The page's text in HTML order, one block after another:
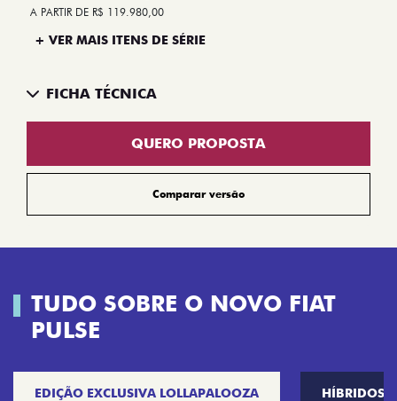
A PARTIR DE R$ 119.980,00
+ VER MAIS ITENS DE SÉRIE
FICHA TÉCNICA
QUERO PROPOSTA
Comparar versão
TUDO SOBRE O NOVO FIAT
PULSE
EDIÇÃO EXCLUSIVA LOLLAPALOOZA HÍBRIDOS